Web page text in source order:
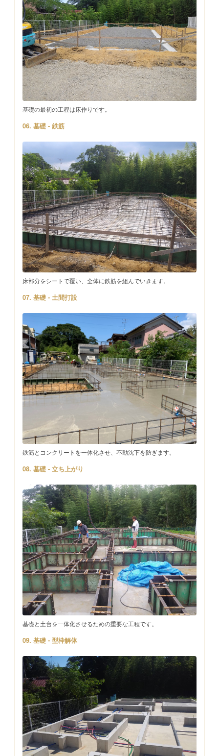
基礎の最初の工程は床作りです。
06. 基礎 - 鉄筋
床部分をシートで覆い、全体に鉄筋を組んでいきます。
07. 基礎 - 土間打設
鉄筋とコンクリートを一体化させ、不動沈下を防ぎます。
08. 基礎 - 立ち上がり
基礎と土台を一体化させるための重要な工程です。
09. 基礎 - 型枠解体